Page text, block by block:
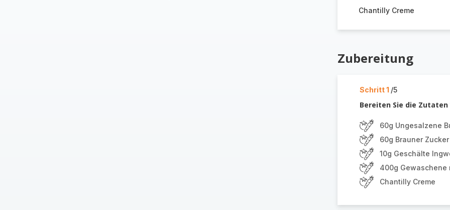
Chantilly Creme
Zubereitung
Schritt 1 /5
Bereiten Sie die Zutaten
60g Ungesalzene
60g Brauner Zucker
10g Geschälte
400g Gewaschene
Chantilly Creme